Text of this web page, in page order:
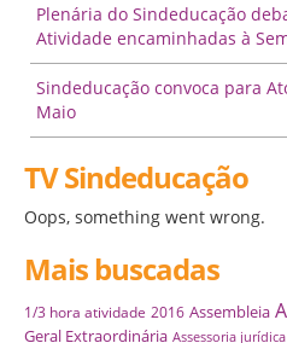
Plenária do Sindeducação
Atividade encaminhadas à
Sindeducação convoca para
Maio
TV Sindeducação
Oops, something went wrong.
Mais buscadas
1/3 hora atividade 2016 Assembleia
Geral Extraordinária Assessoria jurídica